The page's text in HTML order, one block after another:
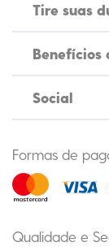
Tire suas
Benefícios
Social
Formas de
Qualidade e